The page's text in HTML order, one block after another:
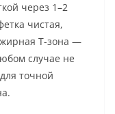
через 1–2
чистая,
Т-зона —
случае не
точной